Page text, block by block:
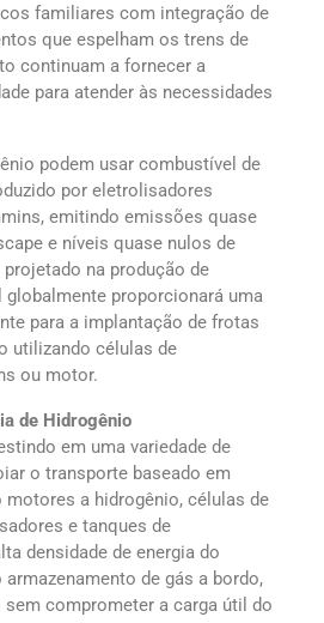
familiares com integração de
que espelham os trens de
continuam a fornecer a
para atender às necessidades
podem usar combustível de
por eletrolisadores
emitindo emissões quase
e níveis quase nulos de
na produção de
globalmente proporcionará uma
para a implantação de frotas
utilizando células de
ou motor.
de Hidrogênio
em uma variedade de
o transporte baseado em
motores a hidrogênio, células de
e tanques de
densidade de energia do
de gás a bordo,
comprometer a carga útil do